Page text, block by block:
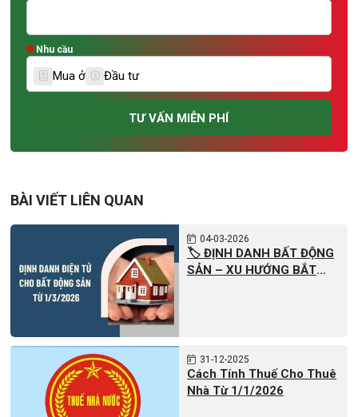
Nhu cầu
Mua ở Đầu tư
TƯ VẤN MIỄN PHÍ
BÀI VIẾT LIÊN QUAN
04 03-2026
🏷️ ĐỊNH DANH BẤT ĐỘNG
SẢN – XU HƯỚNG BẮT
31 12-2025
Cách Tính Thuế Cho Thuê
Nhà Từ 1/1/2026